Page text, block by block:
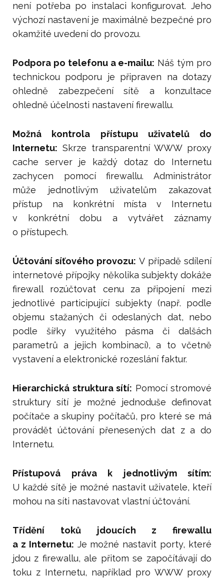
není potřeba po instalaci konfigurovat. Jeho
výchozí nastavení je maximálně bezpečné pro
okamžité uvedení do provozu.
Podpora po telefonu a e-mailu: Náš tým pro
technickou podporu je připraven na dotazy
ohledně zabezpečení sítě a konzultace
ohledně účelnosti nastavení firewallu.
Možná kontrola přístupu uživatelů do
Internetu: Skrze transparentní WWW proxy
cache server je každý dotaz do Internetu
zachycen pomocí firewallu. Administrátor
může jednotlivým uživatelům zakazovat
přístup na konkrétní místa v Internetu
v konkrétní dobu a vytvářet záznamy
o přístupech.
Účtování síťového provozu: V případě sdílení
internetové přípojky několika subjekty dokáže
firewall rozúčtovat cenu za připojení mezi
jednotlivé participující subjekty (např. podle
objemu stažaných či odeslaných dat, nebo
podle šířky využitého pásma či dalšách
parametrů a jejich kombinací), a to včetně
vystavení a elektronické rozeslání faktur.
Hierarchická struktura sítí: Pomocí stromové
struktury sítí je možné jednoduše definovat
počítače a skupiny počítačů, pro které se má
provádět účtování přenesených dat z a do
Internetu.
Přístupová práva k jednotlivým sítím:
U každé sítě je možné nastavit uživatele, kteří
mohou na síti nastavovat vlastní účtování.
Třídění toků jdoucích z firewallu
a z Internetu: Je možné nastavit porty, které
jdou z firewallu, ale přitom se započítávají do
toku z Internetu, například pro WWW proxy